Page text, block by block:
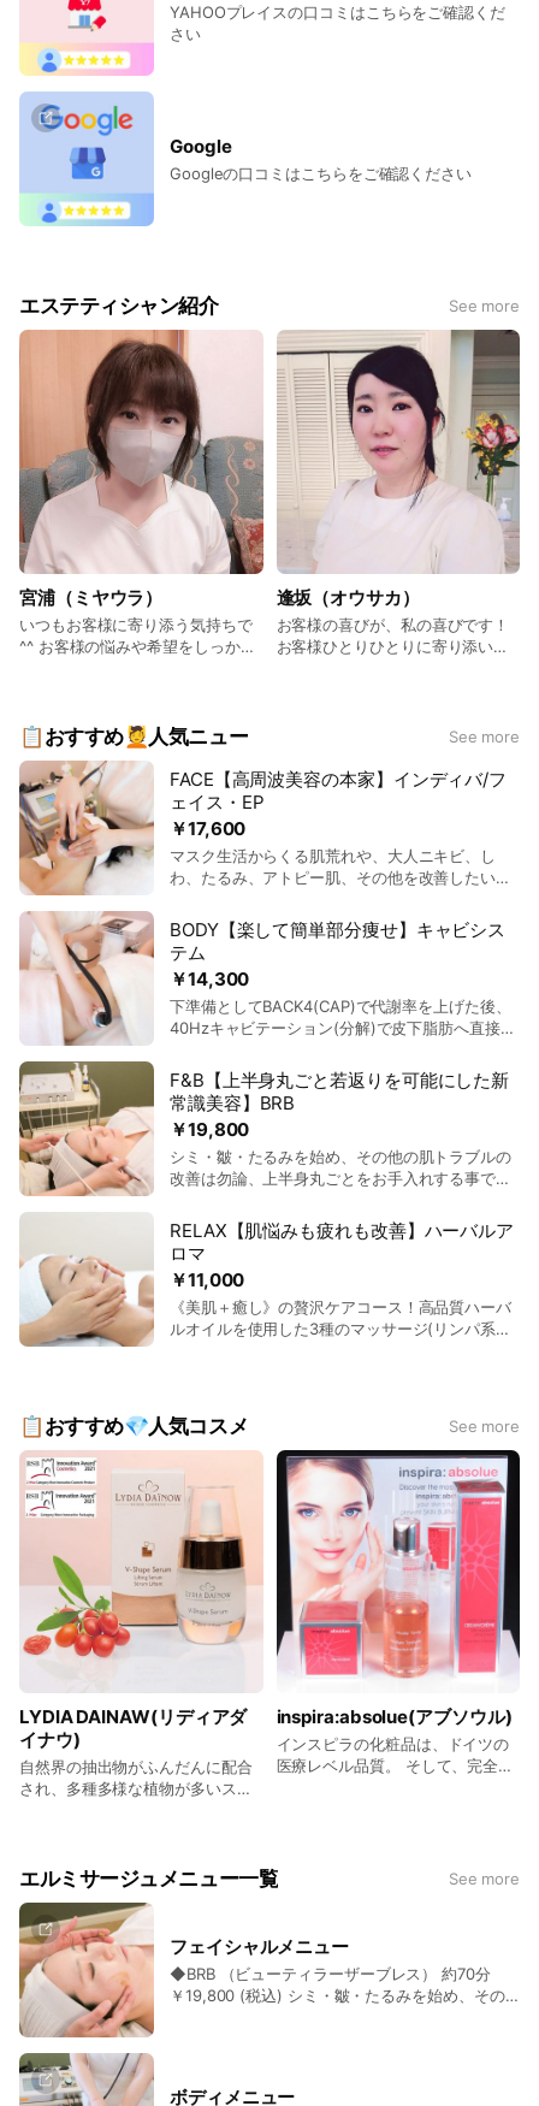
YAHOOプレイスの口コミはこちらをご確認くだ
さい
Google
Googleの口コミはこちらをご確認ください
エステティシャン紹介 See more
宮浦（ミヤウラ）
いつもお客様に寄り添う気持ちで
^^ お客様の悩みや希望をしっかり
お役に立てれば幸いです^^ ◆施術
歴 25年以上（オーナー） ◆得
意な技術 マッサージ系は特にお
客様にお褒めいただくことが多い
です。 また、同じメニューで
も、お客様個人に合わせてベスト
になるよう調整しながらの施術を
心掛けております。 ◆趣味・マイ
書、音楽、心理学、マインドフル
ネス
逢坂（オウサカ）
お客様の喜びが、私の喜びです！
お客様ひとりひとりに寄り添い、
📋おすすめ💆人気ニュー See more
￥17,600
FACE【高周波美容の本家】インディバ/フ
ェイス・EP
マスク生活からくる肌荒れや、大人ニキビ、し
わ、たるみ、アトピー肌、その他を改善したいす
り固まった筋肉を解す効果、腰痛なのどの緩和効
果もあるため、日ごろの疲れなどにも最適です。
インディバ後は肌状態に合ったエッセンスをEP導
入。お肌の回復を早め、透明感のある健康で引き
締まった美肌をもたらします。 ■施術時間：約70
分
￥14,300
BODY【楽して簡単部分痩せ】キャビシス
テム
下準備としてBACK4(CAP)で代謝率を上げた後、
40Hzキャビテーション(分解)で皮下脂肪へ直接ア
ュ)で排泄へ促します。落ちにくい頑固な皮下脂肪
を直接分解して理想のラインへと導きます。 ■施
術時間：約50分
￥19,800
F&B【上半身丸ごと若返りを可能にした新
常識美容】BRB
シミ・皺・たるみを始め、その他の肌トラブルの
改善は勿論、上半身丸ごとをお手入れする事で筋
改善してしなやかなビーナスラインに。 BRBは
【皮膚】【筋肉】【頭皮】の3構成からのアプロ
ーチで身体機能を高めつつエイジングケアを行う
ので、本当の意味での若返りを体験できます。 ■
施術時間：約60分
￥11,000
RELAX【肌悩みも疲れも改善】ハーバルア
ロマ
《美肌＋癒し》の贅沢ケアコース！高品質ハーバ
ルオイルを使用した3種のマッサージ(リンパ系・
時間：約70分
📋おすすめ💎人気コスメ See more
LYDIA DAINAW(リディアダ
イナウ)
自然界の抽出物がふんだんに配合
され、多種多様な植物が多いスイ
品には「フィトスチミュラン」と
力を与えてくれるハーブエキスが
配合されています。
inspira:absolue(アブソウル)
インスピラの化粧品は、ドイツの
医療レベル品質。 そして、完全に
レベルで肌へ訴えかけます。 オー
しく機能的な効果が得られる化粧
品です。 価格6,200円～
エルミサージュメニュー一覧 See more
​フェイシャルメニュー
◆BRB （ビューティラーザーブレス） 約70分
￥19,800 (税込) シミ・皺・たるみを始め、その
ボディメニュー